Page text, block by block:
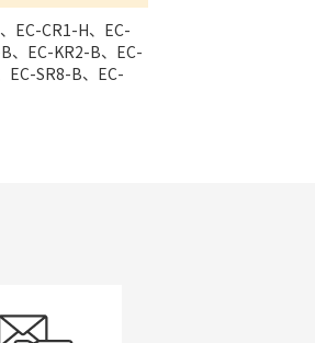
EC-CR1-H、EC-
、EC-KR2-B、EC-
EC-SR8-B、EC-